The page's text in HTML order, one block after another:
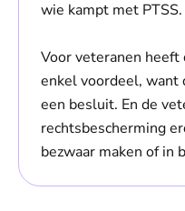
wie kampt met PTSS.
Voor veteranen heeft
enkel voordeel, want
een besluit. En de
rechtsbescherming
bezwaar maken of in